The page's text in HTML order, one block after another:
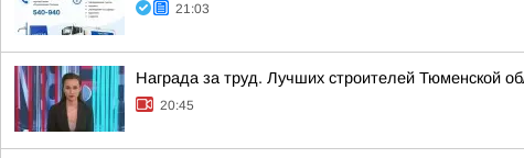
21:03
Награда за труд. Лучших строителей Тюменской
20:45